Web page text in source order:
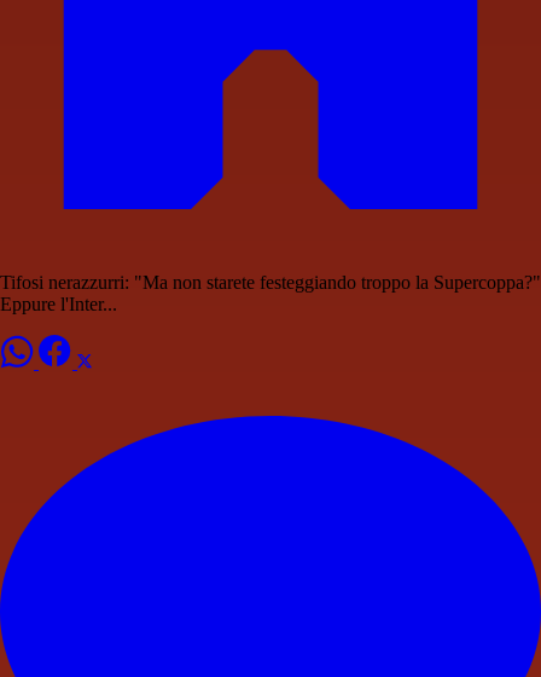
Tifosi nerazzurri: "Ma non starete festeggiando troppo la Supercoppa?"
Eppure l'Inter...